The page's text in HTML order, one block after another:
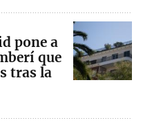
pone a
que
tras la